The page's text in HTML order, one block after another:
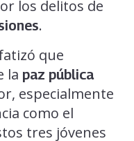
los delitos de
.
que
la paz pública
especialmente
como el
tres jóvenes